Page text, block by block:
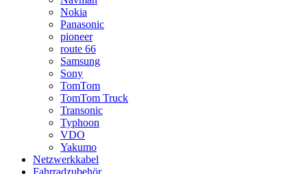
Nokia
Panasonic
pioneer
route 66
Samsung
Sony
TomTom
TomTom Truck
Transonic
Typhoon
VDO
Yakumo
Netzwerkkabel
Fahrradzubehör